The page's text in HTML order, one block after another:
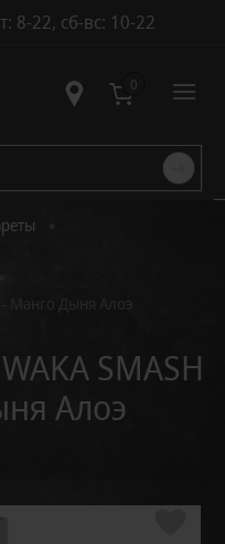
8-22, сб-вс: 10-22
Контакты 0
Манго Дыня Алоэ
SMASH
Алоэ